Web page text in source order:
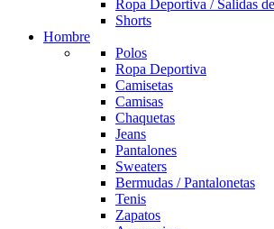
Ropa Deportiva / Salidas
Shorts
Hombre
Polos
Ropa Deportiva
Camisetas
Camisas
Chaquetas
Jeans
Pantalones
Sweaters
Bermudas / Pantalonetas
Tenis
Zapatos